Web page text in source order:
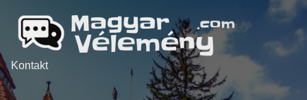
Kontakt